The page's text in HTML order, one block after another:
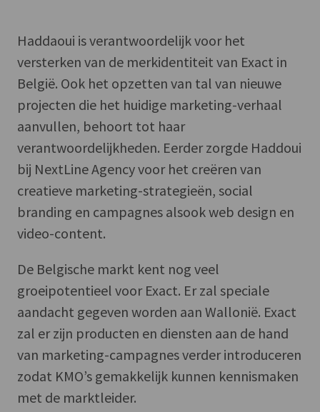
Haddaoui is verantwoordelijk voor het
versterken van de merkidentiteit van Exact in
België. Ook het opzetten van tal van nieuwe
projecten die het huidige marketing-verhaal
aanvullen, behoort tot haar
verantwoordelijkheden. Eerder zorgde Haddoui
bij NextLine Agency voor het creëren van
creatieve marketing-strategieën, social
branding en campagnes alsook web design en
video-content.
De Belgische markt kent nog veel
groeipotentieel voor Exact. Er zal speciale
aandacht gegeven worden aan Wallonië. Exact
zal er zijn producten en diensten aan de hand
van marketing-campagnes verder introduceren
zodat KMO’s gemakkelijk kunnen kennismaken
met de marktleider.